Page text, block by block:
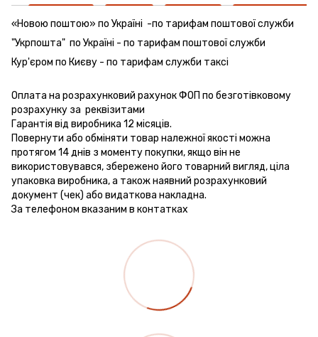
«Новою поштою» по Україні -по тарифам поштової служби
"Укрпошта" по Україні - по тарифам поштової служби
Кур'єром по Києву - по тарифам служби таксі
Оплата на розрахунковий рахунок ФОП по безготівковому
розрахунку за реквізитами
Гарантія від виробника 12 місяців.
Повернути або обміняти товар належної якості можна
протягом 14 днів з моменту покупки, якщо він не
використовувався, збережено його товарний вигляд, ціла
упаковка виробника, а також наявний розрахунковий
документ (чек) або видаткова накладна.
За телефоном вказаним в контатках